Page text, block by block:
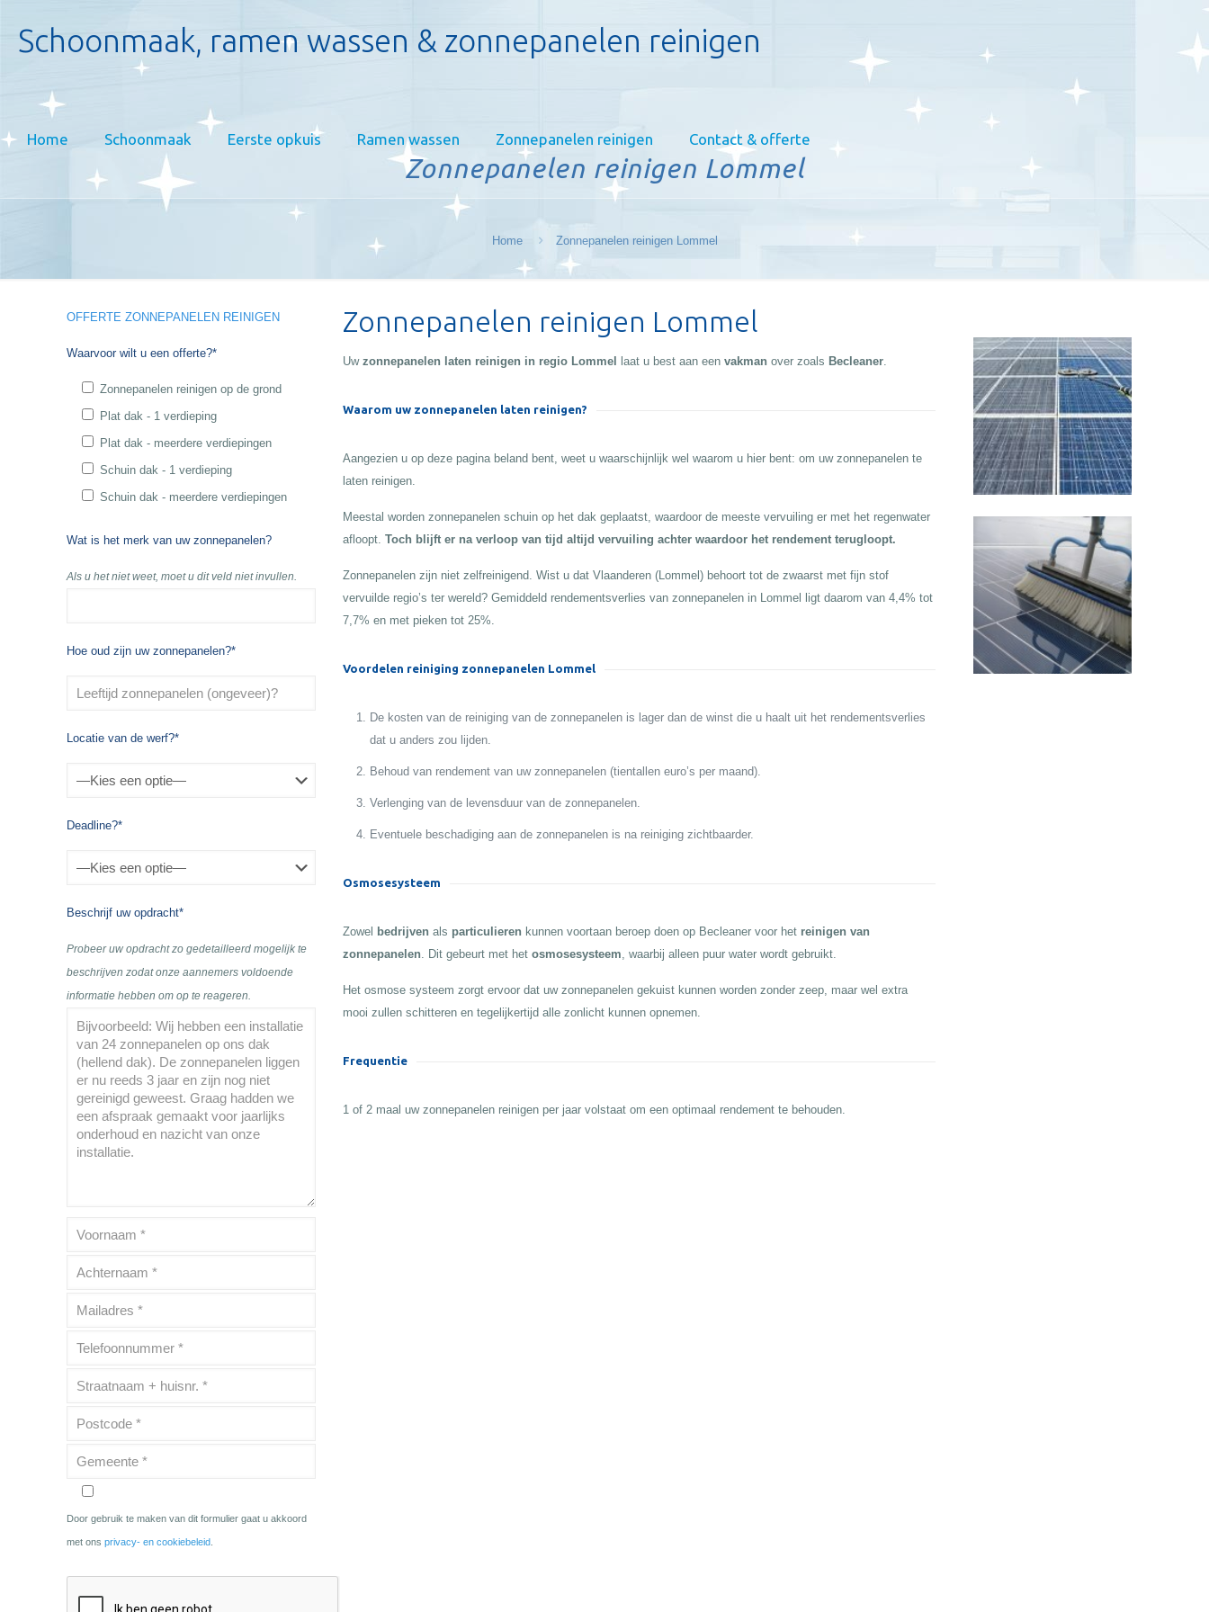
Schoonmaak, ramen wassen & zonnepanelen reinigen
Home Schoonmaak Eerste opkuis Ramen wassen Zonnepanelen reinigen Contact & offerte
Zonnepanelen reinigen Lommel
Home Zonnepanelen reinigen Lommel
OFFERTE ZONNEPANELEN REINIGEN
Waarvoor wilt u een offerte?*
Zonnepanelen reinigen op de grond
Plat dak - 1 verdieping
Plat dak - meerdere verdiepingen
Schuin dak - 1 verdieping
Schuin dak - meerdere verdiepingen
Wat is het merk van uw zonnepanelen?
Als u het niet weet, moet u dit veld niet invullen.
Hoe oud zijn uw zonnepanelen?*
Locatie van de werf?*
Deadline?*
Beschrijf uw opdracht*
Probeer uw opdracht zo gedetailleerd mogelijk te
beschrijven zodat onze aannemers voldoende
informatie hebben om op te reageren.
Door gebruik te maken van dit formulier gaat u akkoord
met onsprivacy- en cookiebeleid
Zonnepanelen reinigen Lommel
Uw zonnepanelen laten reinigen in regio Lommel laat u best aan een vakman over zoals Becleaner.
Waarom uw zonnepanelen laten reinigen?
Aangezien u op deze pagina beland bent, weet u waarschijnlijk wel waarom u hier bent: om uw zonnepanelen te
laten reinigen.
Meestal worden zonnepanelen schuin op het dak geplaatst, waardoor de meeste vervuiling er met het regenwater
afloopt. Toch blijft er na verloop van tijd altijd vervuiling achter waardoor het rendement terugloopt.
Zonnepanelen zijn niet zelfreinigend. Wist u dat Vlaanderen (Lommel) behoort tot de zwaarst met fijn stof
vervuilde regio’s ter wereld? Gemiddeld rendementsverlies van zonnepanelen in Lommel ligt daarom van 4,4% tot
7,7% en met pieken tot 25%.
Voordelen reiniging zonnepanelen Lommel
De kosten van de reiniging van de zonnepanelen is lager dan de winst die u haalt uit het rendementsverlies
dat u anders zou lijden.
Behoud van rendement van uw zonnepanelen (tientallen euro’s per maand).
Verlenging van de levensduur van de zonnepanelen.
Eventuele beschadiging aan de zonnepanelen is na reiniging zichtbaarder.
Osmosesysteem
Zowel bedrijven als particulieren kunnen voortaan beroep doen op Becleaner voor het reinigen van
zonnepanelen. Dit gebeurt met het osmosesysteem, waarbij alleen puur water wordt gebruikt.
Het osmose systeem zorgt ervoor dat uw zonnepanelen gekuist kunnen worden zonder zeep, maar wel extra
mooi zullen schitteren en tegelijkertijd alle zonlicht kunnen opnemen.
Frequentie
1 of 2 maal uw zonnepanelen reinigen per jaar volstaat om een optimaal rendement te behouden.